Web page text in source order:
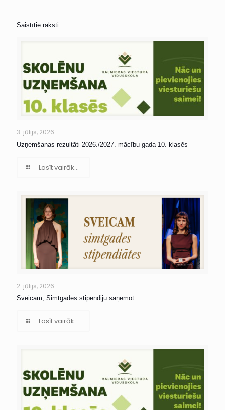
Saistītie raksti
3. jūlijs, 2026
Uzņemšanas rezultāti 2026./2027. mācību gada 10. klasēs
Lasīt vairāk...
2. jūlijs, 2026
Sveicam, Simtgades stipendiju saņemot
Lasīt vairāk...